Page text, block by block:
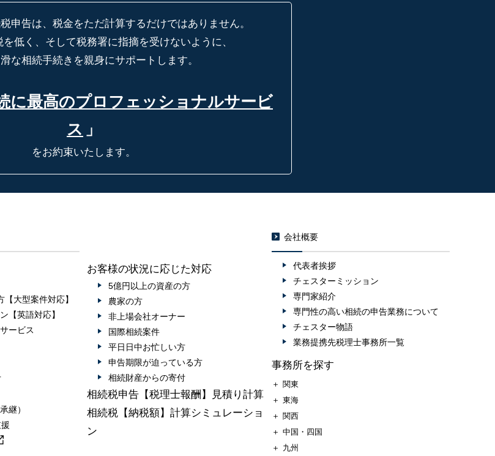
申告は、税金をただ計算するだけではありません。
低く、そして税務署に指摘を受けないように、
な相続手続きを親身にサポートします。
に最高のプロフェッショナルサービ
ス 」
をお約束いたします。
大型案件対応】
【英語対応】
ービス
継）
お客様の状況に応じた対応
5億円以上の資産の方
農家の方
非上場会社オーナー
国際相続案件
平日日中お忙しい方
申告期限が迫っている方
相続財産からの寄付
相続税申告【税理士報酬】見積り計算
相続税【納税額】計算シミュレーショ
ン
会社概要
代表者挨拶
チェスターミッション
専門家紹介
専門性の高い相続の申告業務について
チェスター物語
業務提携先税理士事務所一覧
事務所を探す
＋ 関東
＋ 東海
＋ 関西
＋ 中国・四国
＋ 九州